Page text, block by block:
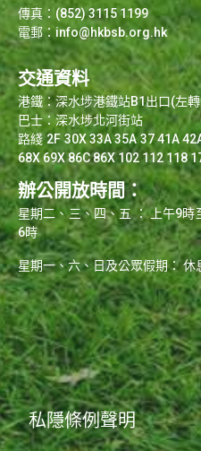
傳真：(852) 3115 1199
電郵：info@hkbsb.org.hk
交通資料
港鐵：深水埗港鐵站B1出口(左
巴士：深水埗北河街站
路綫 2F 30X 33A 35A 37 41A
68X 69X 86C 86X 102 112 118
辦公開放時間：
星期二、三、四、五 ： 上午9
6時
星期一、六、日及公眾假期： 休
私隱條例聲明